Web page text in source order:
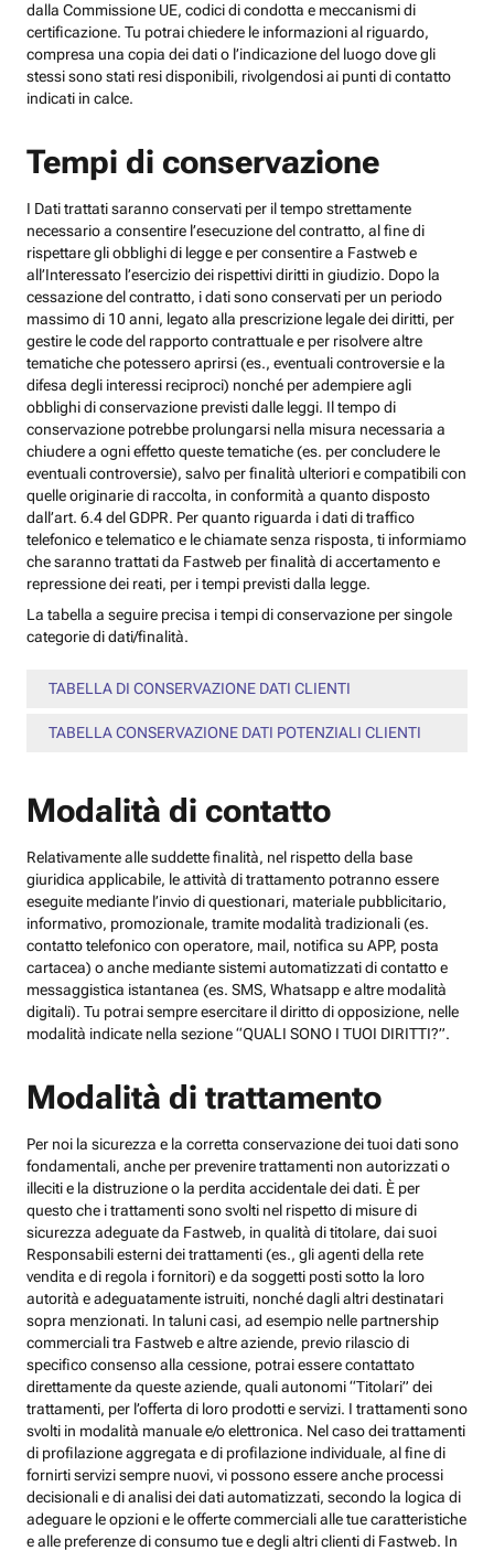
dalla Commissione UE, codici di condotta e meccanismi di
certificazione. Tu potrai chiedere le informazioni al riguardo,
compresa una copia dei dati o l’indicazione del luogo dove gli
stessi sono stati resi disponibili, rivolgendosi ai punti di contatto
indicati in calce.
Tempi di conservazione
I Dati trattati saranno conservati per il tempo strettamente
necessario a consentire l’esecuzione del contratto, al fine di
rispettare gli obblighi di legge e per consentire a Fastweb e
all’Interessato l’esercizio dei rispettivi diritti in giudizio. Dopo la
cessazione del contratto, i dati sono conservati per un periodo
massimo di 10 anni, legato alla prescrizione legale dei diritti, per
gestire le code del rapporto contrattuale e per risolvere altre
tematiche che potessero aprirsi (es., eventuali controversie e la
difesa degli interessi reciproci) nonché per adempiere agli
obblighi di conservazione previsti dalle leggi. Il tempo di
conservazione potrebbe prolungarsi nella misura necessaria a
chiudere a ogni effetto queste tematiche (es. per concludere le
eventuali controversie), salvo per finalità ulteriori e compatibili con
quelle originarie di raccolta, in conformità a quanto disposto
dall’art. 6.4 del GDPR. Per quanto riguarda i dati di traffico
telefonico e telematico e le chiamate senza risposta, ti informiamo
che saranno trattati da Fastweb per finalità di accertamento e
repressione dei reati, per i tempi previsti dalla legge.
La tabella a seguire precisa i tempi di conservazione per singole
categorie di dati/finalità.
TABELLA DI CONSERVAZIONE DATI CLIENTI
TABELLA CONSERVAZIONE DATI POTENZIALI CLIENTI
Modalità di contatto
Relativamente alle suddette finalità, nel rispetto della base
giuridica applicabile, le attività di trattamento potranno essere
eseguite mediante l’invio di questionari, materiale pubblicitario,
informativo, promozionale, tramite modalità tradizionali (es.
contatto telefonico con operatore, mail, notifica su APP, posta
cartacea) o anche mediante sistemi automatizzati di contatto e
messaggistica istantanea (es. SMS, Whatsapp e altre modalità
digitali). Tu potrai sempre esercitare il diritto di opposizione, nelle
modalità indicate nella sezione “QUALI SONO I TUOI DIRITTI?”.
Modalità di trattamento
Per noi la sicurezza e la corretta conservazione dei tuoi dati sono
fondamentali, anche per prevenire trattamenti non autorizzati o
illeciti e la distruzione o la perdita accidentale dei dati. È per
questo che i trattamenti sono svolti nel rispetto di misure di
sicurezza adeguate da Fastweb, in qualità di titolare, dai suoi
Responsabili esterni dei trattamenti (es., gli agenti della rete
vendita e di regola i fornitori) e da soggetti posti sotto la loro
autorità e adeguatamente istruiti, nonché dagli altri destinatari
sopra menzionati. In taluni casi, ad esempio nelle partnership
commerciali tra Fastweb e altre aziende, previo rilascio di
specifico consenso alla cessione, potrai essere contattato
direttamente da queste aziende, quali autonomi “Titolari” dei
trattamenti, per l’offerta di loro prodotti e servizi. I trattamenti sono
svolti in modalità manuale e/o elettronica. Nel caso dei trattamenti
di profilazione aggregata e di profilazione individuale, al fine di
fornirti servizi sempre nuovi, vi possono essere anche processi
decisionali e di analisi dei dati automatizzati, secondo la logica di
adeguare le opzioni e le offerte commerciali alle tue caratteristiche
e alle preferenze di consumo tue e degli altri clienti di Fastweb. In